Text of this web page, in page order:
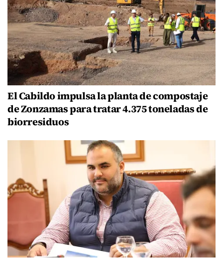
El Cabildo impulsa la planta de compostaje
de Zonzamas para tratar 4.375 toneladas de
biorresiduos